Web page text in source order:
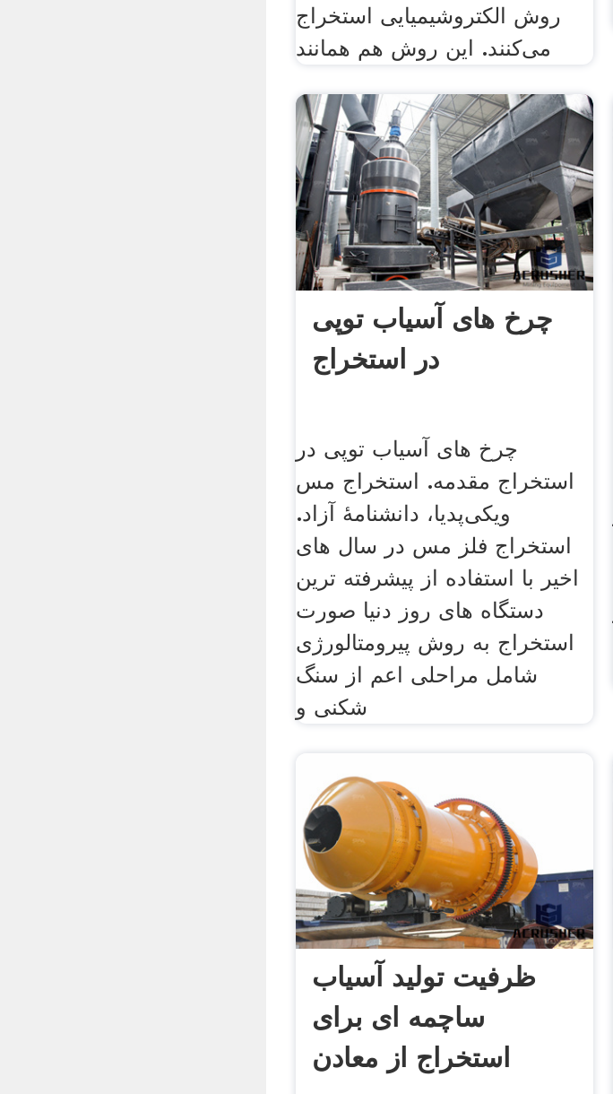
روش الکتروشیمیایی استخراج
می‌کنند. این روش هم همانند
چرخ های آسیاب توپی
در استخراج
چرخ های آسیاب توپی در
استخراج مقدمه. استخراج مس
ویکی‌پدیا، دانشنامهٔ آزاد.
استخراج فلز مس در سال های
اخیر با استفاده از پیشرفته ترین
دستگاه های روز دنیا صورت
استخراج به روش پیرومتالورژی
شامل مراحلی اعم از سنگ
شکنی و
ظرفیت تولید آسیاب
ساچمه ای برای
استخراج از معادن